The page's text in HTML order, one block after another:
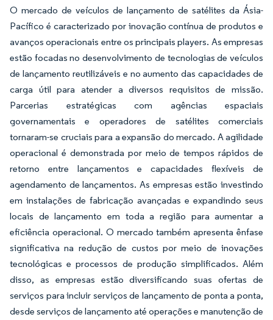
O mercado de veículos de lançamento de satélites da Ásia-
Pacífico é caracterizado por inovação contínua de produtos e
avanços operacionais entre os principais players. As empresas
estão focadas no desenvolvimento de tecnologias de veículos
de lançamento reutilizáveis e no aumento das capacidades de
carga útil para atender a diversos requisitos de missão.
Parcerias estratégicas com agências espaciais
governamentais e operadores de satélites comerciais
tornaram-se cruciais para a expansão do mercado. A agilidade
operacional é demonstrada por meio de tempos rápidos de
retorno entre lançamentos e capacidades flexíveis de
agendamento de lançamentos. As empresas estão investindo
em instalações de fabricação avançadas e expandindo seus
locais de lançamento em toda a região para aumentar a
eficiência operacional. O mercado também apresenta ênfase
significativa na redução de custos por meio de inovações
tecnológicas e processos de produção simplificados. Além
disso, as empresas estão diversificando suas ofertas de
serviços para incluir serviços de lançamento de ponta a ponta,
desde serviços de lançamento até operações e manutenção de